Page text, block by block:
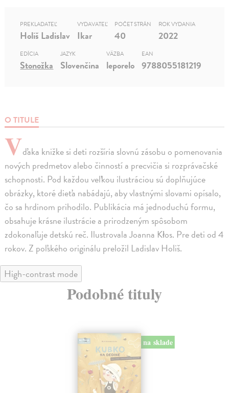
O TITULE
Vďaka knižke si deti rozšíria slovnú zásobu o pomenovania
nových predmetov alebo činností a precvičia si rozprávačské
schopnosti. Pod každou veľkou ilustráciou sú doplňujúce
obrázky, ktoré dieťa nabádajú, aby vlastnými slovami opísalo,
čo sa hrdinom prihodilo. Publikácia má jednoduchú formu,
obsahuje krásne ilustrácie a prirodzeným spôsobom
zdokonaľuje detskú reč. Ilustrovala Joanna Kłos. Pre deti od 4
rokov. Z poľského originálu preložil Ladislav Holiš.
PREKLADATEĽ
Holiš Ladislav
VYDAVATEĽ
Ikar
POČET STRÁN
40
ROK VYDANIA
2022
EDÍCIA
Stonožka
JAZYK
Slovenčina
VÄZBA
leporelo
EAN
9788055181219
High-contrast mode
Podobné tituly
na sklade